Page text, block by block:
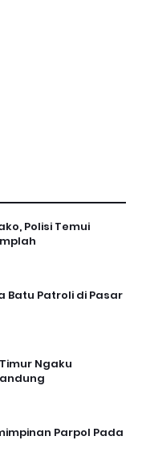
Polisi Temui
Batu Patroli di Pasar
Ngaku
Parpol Pada